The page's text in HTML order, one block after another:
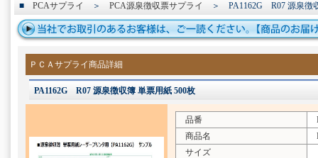
■ PCAサプライ ＞ PCA源泉徴収票サプライ ＞ PA1162G R07 源泉徴
ＰＣＡサプライ商品詳細
PA1162G R07 源泉徴収簿 単票用紙 500枚
品番
商品名
サイズ